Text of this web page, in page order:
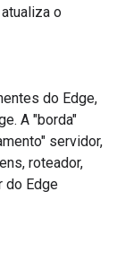
o
do Edge,
A "borda"
servidor,
roteador,
do Edge